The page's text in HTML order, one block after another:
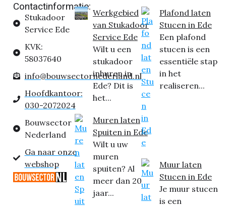
Contactinformatie:
Stukadoor
Service Ede
KVK:
58037640
info@bouwsectornederland.nl
Hoofdkantoor:
030-2072024
Bouwsector
Nederland
Ga naar onze
webshop
Werkgebied
van Stukadoor
Service Ede
Wilt u een
stukadoor
inhuren in
Ede? Dit is
het...
Muren laten
Spuiten in Ede
Wilt u uw
muren
spuiten? Al
meer dan 20
jaar...
Plafond laten
Stucen in Ede
Een plafond
stucen is een
essentiële stap
in het
realiseren...
Muur laten
Stucen in Ede
Je muur stucen
is een